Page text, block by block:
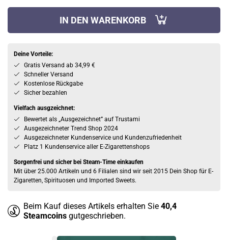
IN DEN WARENKORB
Deine Vorteile:
Gratis Versand ab 34,99 €
Schneller Versand
Kostenlose Rückgabe
Sicher bezahlen
Vielfach ausgzeichnet:
Bewertet als „Ausgezeichnet” auf Trustami
Ausgezeichneter Trend Shop 2024
Ausgezeichneter Kundenservice und Kundenzufriedenheit
Platz 1 Kundenservice aller E-Zigarettenshops
Sorgenfrei und sicher bei Steam-Time einkaufen
Mit über 25.000 Artikeln und 6 Filialen sind wir seit 2015 Dein Shop für E-
Zigaretten, Spirituosen und Imported Sweets.
Beim Kauf dieses Artikels erhalten Sie 40,4
Steamcoins gutgeschrieben.